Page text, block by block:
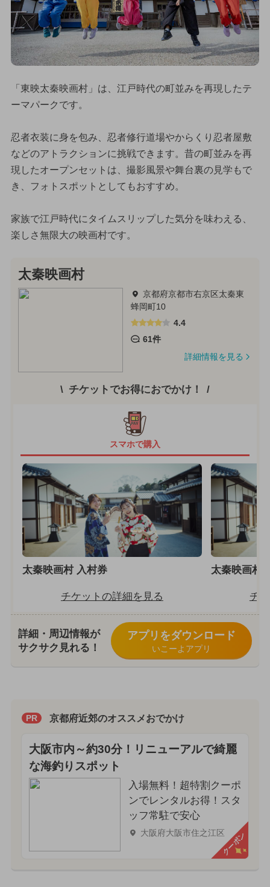
「東映太秦映画村」は、江戸時代の町並みを再現したテ
ーマパークです。
忍者衣装に身を包み、忍者修行道場やからくり忍者屋敷
などのアトラクションに挑戦できます。昔の町並みを再
現したオープンセットは、撮影風景や舞台裏の見学もで
き、フォトスポットとしてもおすすめ。
家族で江戸時代にタイムスリップした気分を味わえる、
楽しさ無限大の映画村です。
太秦映画村
京都府京都市右京区太秦東
蜂岡町10
4.4
61件
詳細情報を見る
チケットでお得におでかけ！
スマホで購入
太秦映画村 入村券
チケットの詳細を見る
太秦映画村
チ
詳細・周辺情報が
サクサク見れる！
アプリをダウンロード
いこーよアプリ
PR 京都府近郊のオススメおでかけ
大阪市内～約30分！リニューアルで綺麗
な海釣りスポット
入場無料！超特割クーポ
ンでレンタルお得！スタ
ッフ常駐で安心
大阪府大阪市住之江区クーポン